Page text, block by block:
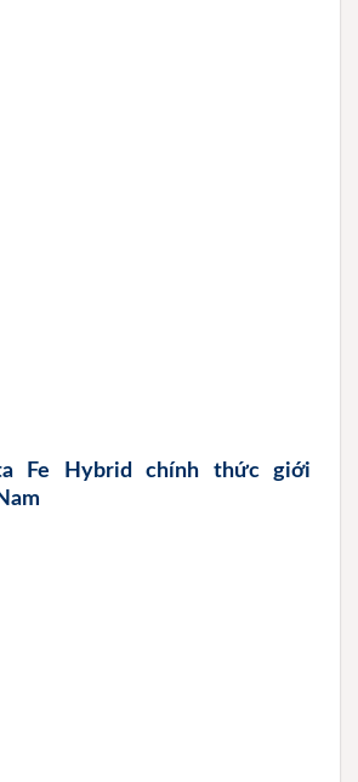
Fe Hybrid chính thức giới